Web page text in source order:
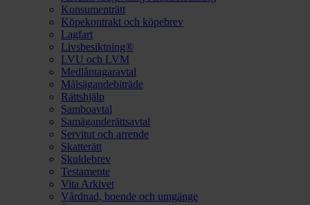
Konsumenträtt
Köpekontrakt och köpebrev
Lagfart
Livsbesiktning®
LVU och LVM
Medlåntagaravtal
Målsägandebiträde
Rättshjälp
Samboavtal
Samäganderättsavtal
Servitut och arrende
Skatterätt
Skuldebrev
Testamente
Vita Arkivet
Vårdnad, boende och umgänge